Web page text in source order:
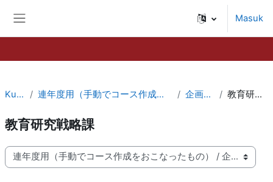
Masuk
Kursus 連年度用（手動でコース作成をおこなったもの） 企画調整課 教育研究戦略課
教育研究戦略課
Kategori kursus